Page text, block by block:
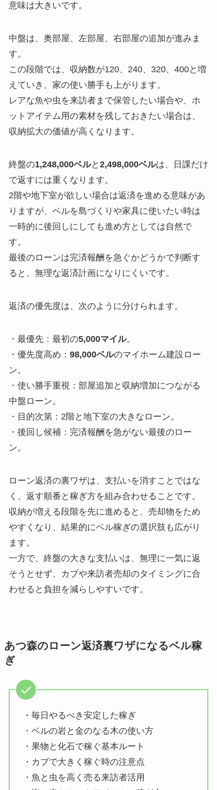
意味は大きいです。
中盤は、奥部屋、左部屋、右部屋の追加が進みま
す。
この段階では、収納数が120、240、320、400と増
えていき、家の使い勝手も上がります。
レアな魚や虫を来訪者まで保管したい場合や、ホ
ットアイテム用の素材を残しておきたい場合は、
収納拡大の価値が高くなります。
終盤の1,248,000ベルと 2,498,000ベルは、日課だけ
で返すには重くなります。
2階や地下室が欲しい場合は返済を進める意味があ
りますが、ベルを島づくりや家具に使いたい時は
一時的に後回しにしても進め方としては自然で
す。
最後のローンは完済報酬を急ぐかどうかで判断す
ると、無理な返済計画になりにくいです。
返済の優先度は、次のように分けられます。
・最優先：最初の5,000マイル。
・優先度高め： 98,000ベルのマイホーム建設ロー
ン。
・使い勝手重視：部屋追加と収納増加につながる
中盤ローン。
・目的次第：2階と地下室の大きなローン。
・後回し候補：完済報酬を急がない最後のロー
ン。
ローン返済の裏ワザは、支払いを消すことではな
く、返す順番と稼ぎ方を組み合わせることです。
収納が増える段階を先に進めると、売却物をため
やすくなり、結果的にベル稼ぎの選択肢も広がり
ます。
一方で、終盤の大きな支払いは、無理に一気に返
そうとせず、カブや来訪者売却のタイミングに合
わせると負担を減らしやすいです。
あつ森のローン返済裏ワザになるベル稼
ぎ
・毎日やるべき安定した稼ぎ
・ベルの岩と金のなる木の使い方
・果物と化石で稼ぐ基本ルート
・カブで大きく稼ぐ時の注意点
・魚と虫を高く売る来訪者活用